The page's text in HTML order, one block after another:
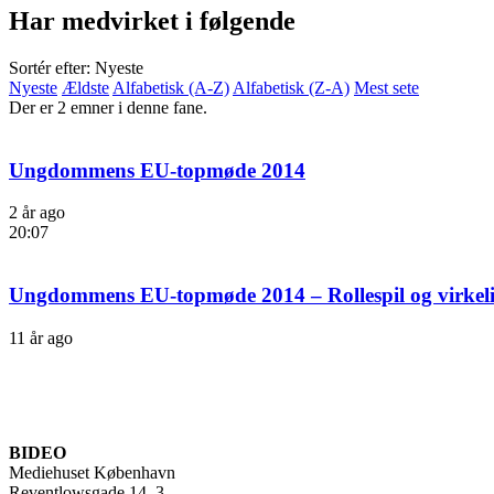
Har medvirket i følgende
Sortér efter: Nyeste
Nyeste Ældste Alfabetisk (A-Z) Alfabetisk (Z-A) Mest sete
Der er 2 emner i denne fane.
Ungdommens EU-topmøde 2014
2 år ago
20:07
Ungdommens EU-topmøde 2014 – Rollespil og
11 år ago
BIDEO
Mediehuset København